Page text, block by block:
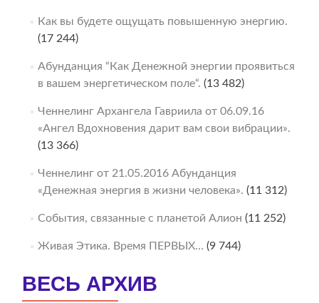
Как вы будете ощущать повышенную энергию.
(17 244)
Абунданция “Как Денежной энергии проявиться
в вашем энергетическом поле“. (13 482)
Ченнелинг Архангела Гавриила от 06.09.16
«Ангел Вдохновения дарит вам свои вибрации».
(13 366)
Ченнелинг от 21.05.2016 Абунданция
«Денежная энергия в жизни человека». (11 312)
События, связанные с планетой Алион (11 252)
Живая Этика. Время ПЕРВЫХ… (9 744)
ВЕСЬ АРХИВ